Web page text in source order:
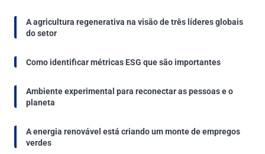
A agricultura regenerativa na visão de três líderes globais
do setor
Como identificar métricas ESG que são importantes
Ambiente experimental para reconectar as pessoas e o
planeta
A energia renovável está criando um monte de empregos
verdes